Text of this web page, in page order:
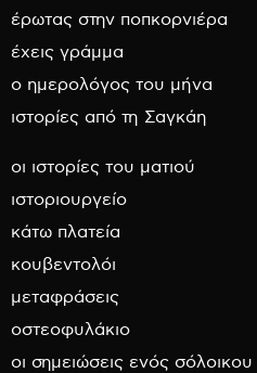
έρωτας στην ποπκορνιέρα
έχεις γράμμα
ο ημερολόγος του μήνα
ιστορίες από τη Σαγκάη
οι ιστορίες του ματιού
ιστοριουργείο
κάτω πλατεία
κουβεντολόι
μεταφράσεις
οστεοφυλάκιο
οι σημειώσεις ενός σόλοικου